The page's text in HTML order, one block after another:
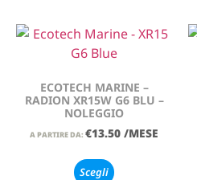
ECOTECH MARINE –
RADION XR15W G6 BLU –
NOLEGGIO
A PARTIRE DA: €13.50 /MESE
Scegli